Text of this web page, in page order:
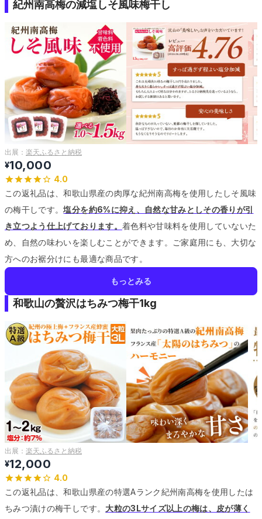
紀州南高梅の減塩しそ風味梅干し
出展： 楽天ふるさと納税
¥10,000
4.0
この返礼品は、和歌山県産の肉厚な紀州南高梅を使用したしそ風味
の梅干しです。塩分を約6%に抑え、自然な甘みとしその香りが引
き立つよう仕上げております。 着色料や甘味料を使用していないた
め、自然の味わいを楽しむことができます。
ご家庭用にも、大切な
方へのお裾分けにも最適な商品です。
もっとみる
和歌山の贅沢はちみつ梅干1kg
出展： 楽天ふるさと納税
¥12,000
4.0
この返礼品は、和歌山県産の特選Aランク紀州南高梅を使用したは
ちみつ漬けの梅干しです。 大粒の3Lサイズ以上の梅は、皮が薄く